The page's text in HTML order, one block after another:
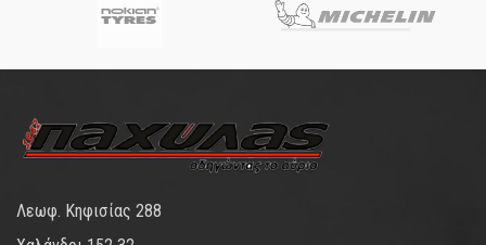
Λεωφ. Κηφισίας 288